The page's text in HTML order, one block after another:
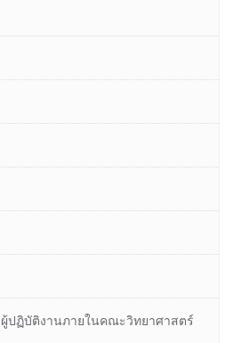
ปฏิบัติงานภายในคณะวิทยาศาสตร์